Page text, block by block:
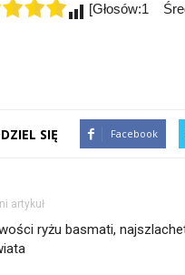
[Głosów:1
SIĘ Facebook
artykuł
ryżu basmati,